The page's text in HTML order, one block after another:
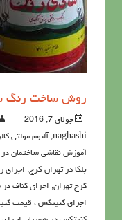
روش ساخت رنگ
جولای 7, 2016
naghashi
, آلبوم مولتی
آموزش نقاشی ساختمان در
بلکا در تهران-کرج, اجرای
کرج تهران, اجرای کناف
اجرای کنیتکس ، قیمت